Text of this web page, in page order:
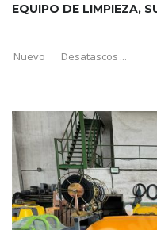
Nuevo Desatascos ...